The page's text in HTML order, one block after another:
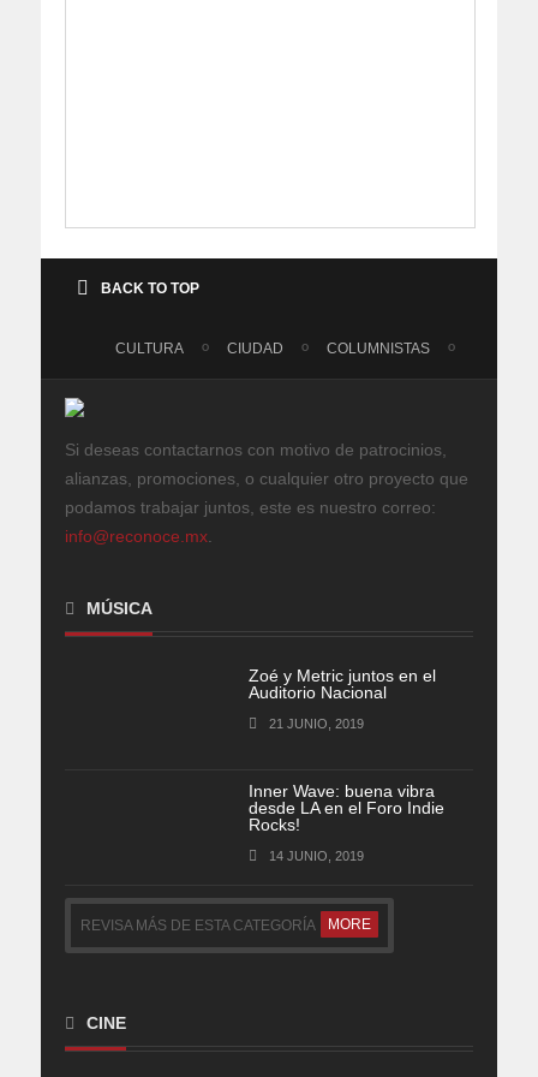
BACK TO TOP
CULTURA CIUDAD COLUMNISTAS
Si deseas contactarnos con motivo de patrocinios,
alianzas, promociones, o cualquier otro proyecto que
podamos trabajar juntos, este es nuestro correo:
info@reconoce.mx
MÚSICA
Zoé y Metric juntos en el
Auditorio Nacional
21 JUNIO, 2019
Inner Wave: buena vibra
desde LA en el Foro Indie
Rocks!
14 JUNIO, 2019
REVISA MÁS DE ESTA CATEGORÍA MORE
CINE